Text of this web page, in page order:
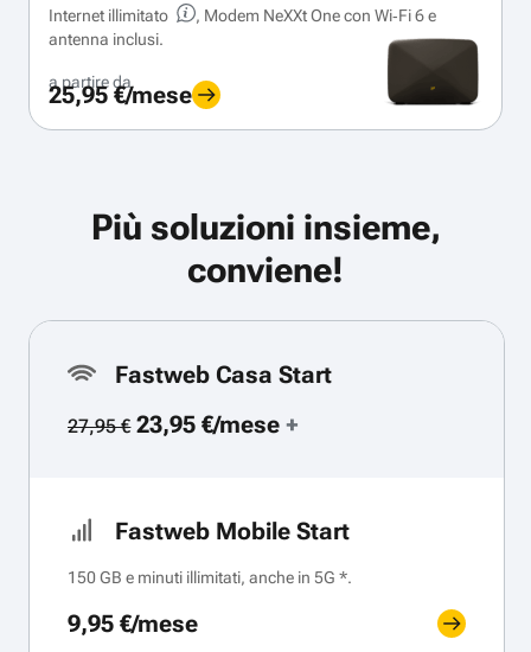
Internet illimitato
, Modem NeXXt One con Wi‑Fi 6 e
antenna inclusi.
a partire da
25,95 €/mese
Più soluzioni insieme,
conviene!
Fastweb Casa Start
27,95 €23,95 €/mese+
Fastweb Mobile Start
150 GB e minuti illimitati, anche in 5G *.
9,95 €/mese